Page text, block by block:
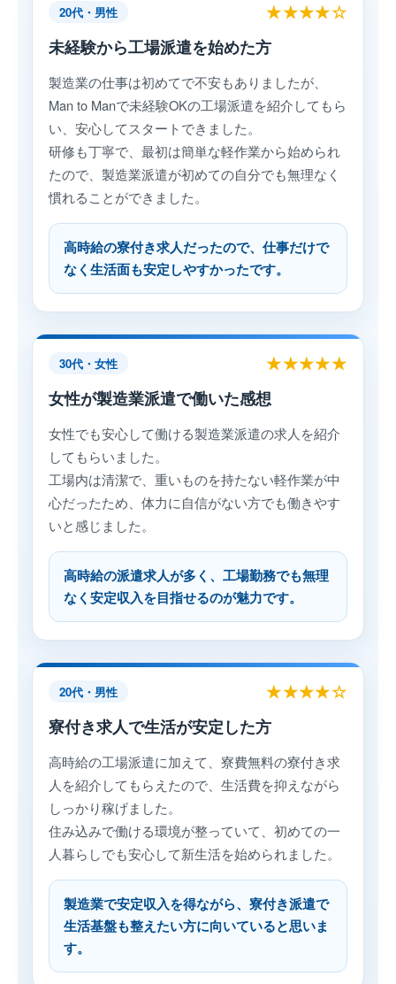
20代・男性 ★★★★☆
未経験から工場派遣を始めた方
製造業の仕事は初めてで不安もありましたが、
Man to Manで未経験OKの工場派遣を紹介してもら
い、安心してスタートできました。
研修も丁寧で、最初は簡単な軽作業から始められ
たので、製造業派遣が初めての自分でも無理なく
慣れることができました。
高時給の寮付き求人だったので、仕事だけで
なく生活面も安定しやすかったです。
30代・女性 ★★★★★
女性が製造業派遣で働いた感想
女性でも安心して働ける製造業派遣の求人を紹介
してもらいました。
工場内は清潔で、重いものを持たない軽作業が中
心だったため、体力に自信がない方でも働きやす
いと感じました。
高時給の派遣求人が多く、工場勤務でも無理
なく安定収入を目指せるのが魅力です。
20代・男性 ★★★★☆
寮付き求人で生活が安定した方
高時給の工場派遣に加えて、寮費無料の寮付き求
人を紹介してもらえたので、生活費を抑えながら
しっかり稼げました。
住み込みで働ける環境が整っていて、初めての一
人暮らしでも安心して新生活を始められました。
製造業で安定収入を得ながら、寮付き派遣で
生活基盤も整えたい方に向いていると思いま
す。